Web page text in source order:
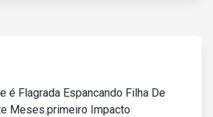
é Flagrada Espancando Filha De
Meses.primeiro Impacto